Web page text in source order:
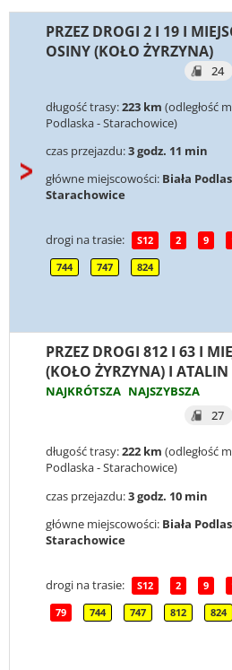
PRZEZ DROGI 2 I 19 I
OSINY (KOŁO ŻYRZYNA)
24
długość trasy:223 km (odległość
Podlaska - Starachowice)
czas przejazdu:3 godz. 11 min
główne miejscowości: Biała
Starachowice
drogi na trasie: S12 2 9
744 747 824
PRZEZ DROGI 812 I 63 I
(KOŁO ŻYRZYNA) I ATALIN
NAJKRÓTSZA NAJSZYBSZA
27
długość trasy:222 km (odległość
Podlaska - Starachowice)
czas przejazdu:3 godz. 10 min
główne miejscowości: Biała
Starachowice
drogi na trasie: S12 2 9
79 744 747 812 824